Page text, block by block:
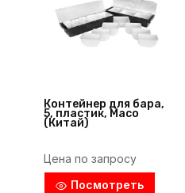
Контейнер для бара,
5, пластик, Maco
(Китай)
Цена по запросу
Посмотреть